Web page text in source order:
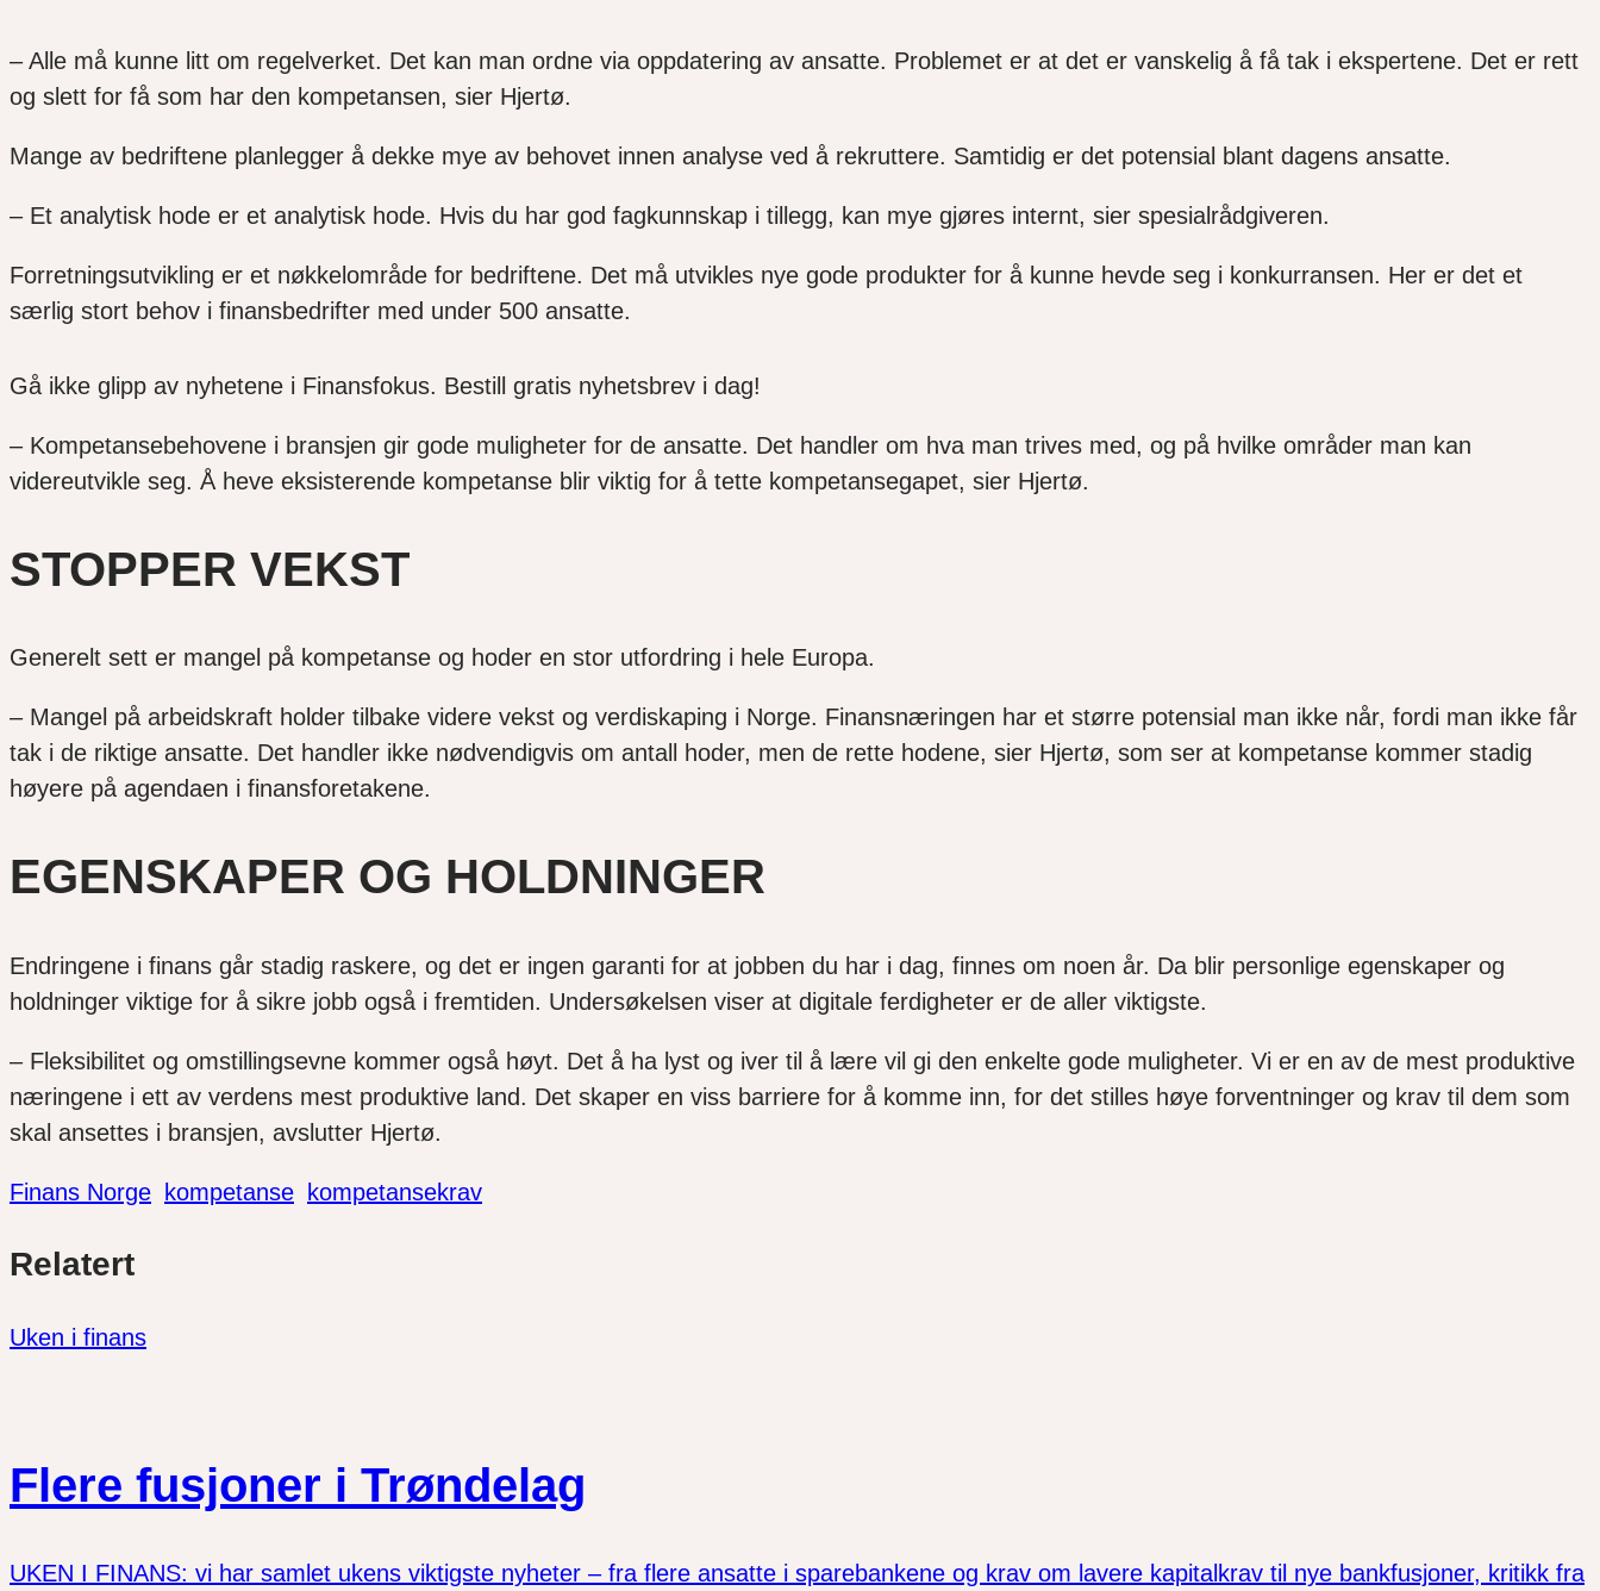
– Alle må kunne litt om regelverket. Det kan man ordne via oppdatering av ansatte. Problemet er at det er vanskelig å få tak i ekspertene. Det er rett
og slett for få som har den kompetansen, sier Hjertø.
Mange av bedriftene planlegger å dekke mye av behovet innen analyse ved å rekruttere. Samtidig er det potensial blant dagens ansatte.
– Et analytisk hode er et analytisk hode. Hvis du har god fagkunnskap i tillegg, kan mye gjøres internt, sier spesialrådgiveren.
Forretningsutvikling er et nøkkelområde for bedriftene. Det må utvikles nye gode produkter for å kunne hevde seg i konkurransen. Her er det et
særlig stort behov i finansbedrifter med under 500 ansatte.
Gå ikke glipp av nyhetene i Finansfokus. Bestill gratis nyhetsbrev i dag!
– Kompetansebehovene i bransjen gir gode muligheter for de ansatte. Det handler om hva man trives med, og på hvilke områder man kan
videreutvikle seg. Å heve eksisterende kompetanse blir viktig for å tette kompetansegapet, sier Hjertø.
STOPPER VEKST
Generelt sett er mangel på kompetanse og hoder en stor utfordring i hele Europa.
– Mangel på arbeidskraft holder tilbake videre vekst og verdiskaping i Norge. Finansnæringen har et større potensial man ikke når, fordi man ikke får
tak i de riktige ansatte. Det handler ikke nødvendigvis om antall hoder, men de rette hodene, sier Hjertø, som ser at kompetanse kommer stadig
høyere på agendaen i finansforetakene.
EGENSKAPER OG HOLDNINGER
Endringene i finans går stadig raskere, og det er ingen garanti for at jobben du har i dag, finnes om noen år. Da blir personlige egenskaper og
holdninger viktige for å sikre jobb også i fremtiden. Undersøkelsen viser at digitale ferdigheter er de aller viktigste.
– Fleksibilitet og omstillingsevne kommer også høyt. Det å ha lyst og iver til å lære vil gi den enkelte gode muligheter. Vi er en av de mest produktive
næringene i ett av verdens mest produktive land. Det skaper en viss barriere for å komme inn, for det stilles høye forventninger og krav til dem som
skal ansettes i bransjen, avslutter Hjertø.
Finans Norge kompetanse kompetansekrav
link
på
på
Relatert
Uken i finans
Flere fusjoner i Trøndelag
UKEN I FINANS: vi har samlet ukens viktigste nyheter – fra flere ansatte i sparebankene og krav om lavere kapitalkrav til nye bankfusjoner, kritikk fra